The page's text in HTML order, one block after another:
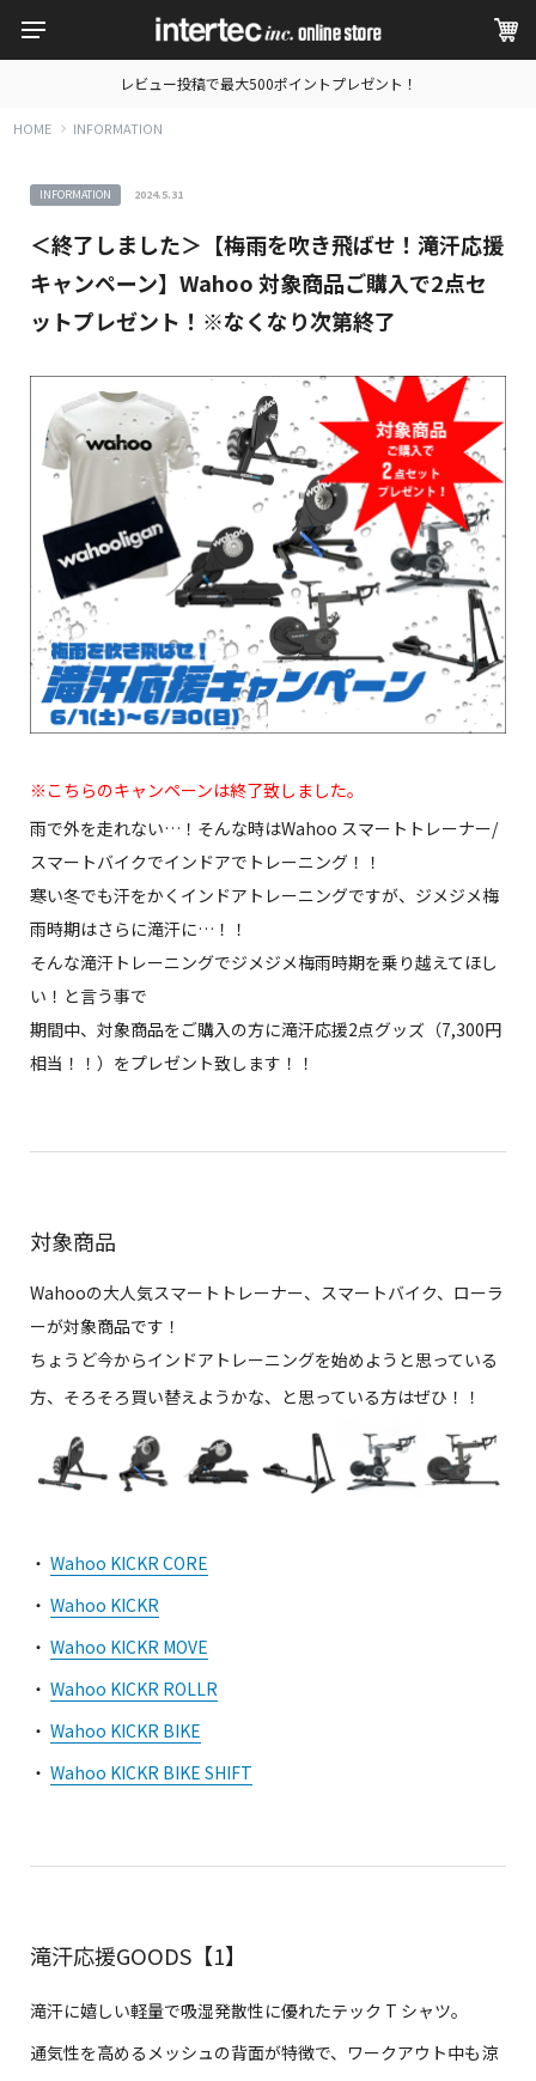
レビュー投稿で最大500ポイントプレゼント！
HOME INFORMATION
INFORMATION 2024.5.31
＜終了しました＞【梅雨を吹き飛ばせ！滝汗応援
キャンペーン】Wahoo 対象商品ご購入で2点セ
ットプレゼント！※なくなり次第終了
※こちらのキャンペーンは終了致しました。
雨で外を走れない…！そんな時はWahoo スマートトレーナー/
スマートバイクでインドアでトレーニング！！
寒い冬でも汗をかくインドアトレーニングですが、ジメジメ梅
雨時期はさらに滝汗に…！！
そんな滝汗トレーニングでジメジメ梅雨時期を乗り越えてほし
い！と言う事で
期間中、対象商品をご購入の方に滝汗応援2点グッズ（7,300円
相当！！）をプレゼント致します！！
対象商品
Wahooの大人気スマートトレーナー、スマートバイク、ローラ
ーが対象商品です！
ちょうど今からインドアトレーニングを始めようと思っている
方、そろそろ買い替えようかな、と思っている方はぜひ！！
・ Wahoo KICKR CORE
・ Wahoo KICKR
・ Wahoo KICKR MOVE
・ Wahoo KICKR ROLLR
・ Wahoo KICKR BIKE
・ Wahoo KICKR BIKE SHIFT
滝汗応援GOODS【1】
滝汗に嬉しい軽量で吸湿発散性に優れたテック T シャツ。
通気性を高めるメッシュの背面が特徴で、ワークアウト中も涼